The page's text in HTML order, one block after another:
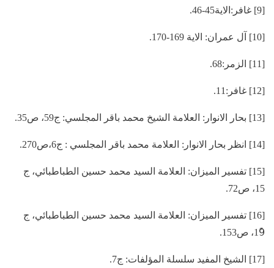
[9] غافر:الاية45-46.
[10] آل عمران: الاية 169-170.
[11] الزمر:68.
[12] غافر:11.
[13] بحار الانوار: العلامة الشيخ محمد باقر المجلسي: ج59، ص35.
[14] انظر بحار الانوار: العلامة محمد باقر المجلسي : ج6،ص270.
[15] تفسير الميزان: العلامة السيد محمد حسين الطباطبائي، ج
15، ص72.
[16] تفسير الميزان: العلامة السيد محمد حسين الطباطبائي، ج
19ً، ص153.
[17] الشيخ المفيد سلسلة المؤلفات: ج7.